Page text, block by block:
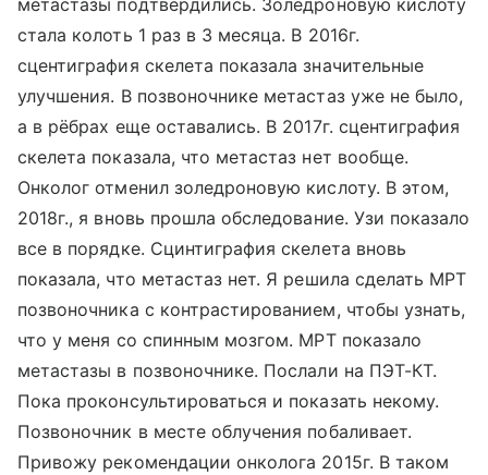
метастазы подтвердились. Золедроновую кислоту
стала колоть 1 раз в 3 месяца. В 2016г.
сцентиграфия скелета показала значительные
улучшения. В позвоночнике метастаз уже не было,
а в рёбрах еще оставались. В 2017г. сцентиграфия
скелета показала, что метастаз нет вообще.
Онколог отменил золедроновую кислоту. В этом,
2018г., я вновь прошла обследование. Узи показало
все в порядке. Сцинтиграфия скелета вновь
показала, что метастаз нет. Я решила сделать МРТ
позвоночника с контрастированием, чтобы узнать,
что у меня со спинным мозгом. МРТ показало
метастазы в позвоночнике. Послали на ПЭТ-КТ.
Пока проконсультироваться и показать некому.
Позвоночник в месте облучения побаливает.
Привожу рекомендации онколога 2015г. В таком